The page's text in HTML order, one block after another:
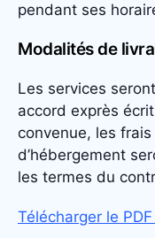
pendant ses
Modalités de
Les services
accord exprès
convenue, les
d’hébergement
les termes du
Télécharger le